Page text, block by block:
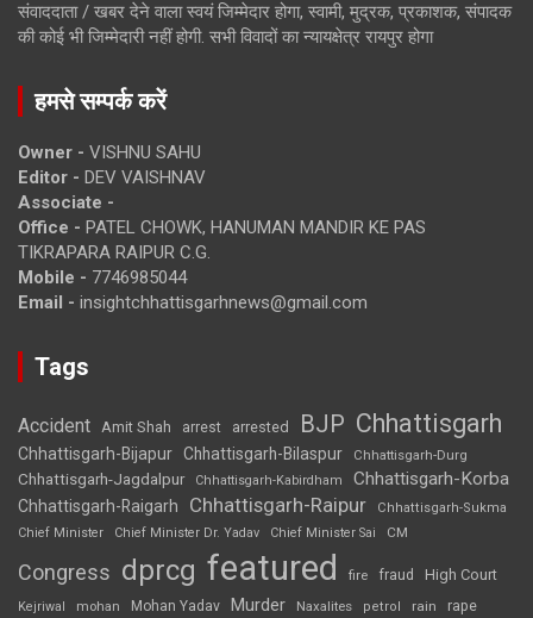
संवाददाता / खबर देने वाला स्वयं जिम्मेदार होगा, स्वामी, मुद्रक, प्रकाशक, संपादक
की कोई भी जिम्मेदारी नहीं होगी. सभी विवादों का न्यायक्षेत्र रायपुर होगा
हमसे सम्पर्क करें
Owner - VISHNU SAHU
Editor - DEV VAISHNAV
Associate -
Office - PATEL CHOWK, HANUMAN MANDIR KE PAS
TIKRAPARA RAIPUR C.G.
Mobile - 7746985044
Email - insightchhattisgarhnews@gmail.com
Tags
Accident Amit Shah arrest arrested BJP Chhattisgarh
Chhattisgarh-Bijapur Chhattisgarh-Bilaspur Chhattisgarh-Durg
Chhattisgarh-Jagdalpur Chhattisgarh-Kabirdham Chhattisgarh-Korba
Chhattisgarh-Raigarh Chhattisgarh-Raipur
Chhattisgarh-Sukma
Chief Minister
Chief Minister Dr. Yadav Chief Minister Sai CM
Congress dprcg featured fire fraud High Court
Kejriwal mohan Mohan Yadav Murder Naxalites petrol rain rape